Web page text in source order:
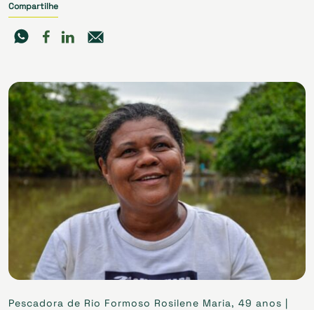
Compartilhe
Pescadora de Rio Formoso Rosilene Maria, 49 anos |